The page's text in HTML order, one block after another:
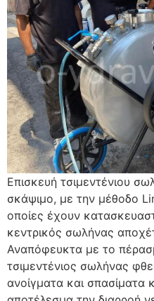
Επισκευή τσιμεντένιου
σκάψιμο, με την μέθοδο
οποίες έχουν
κεντρικός σωλήνας
Αναπόφευκτα με το
τσιμεντένιος σωλήνας
ανοίγματα και σπασίματα